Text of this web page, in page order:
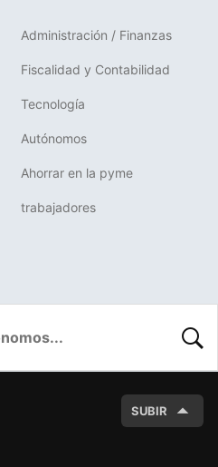
Administración / Finanzas
Fiscalidad y Contabilidad
Tecnología
Autónomos
Ahorrar en la pyme
trabajadores
SUBIR